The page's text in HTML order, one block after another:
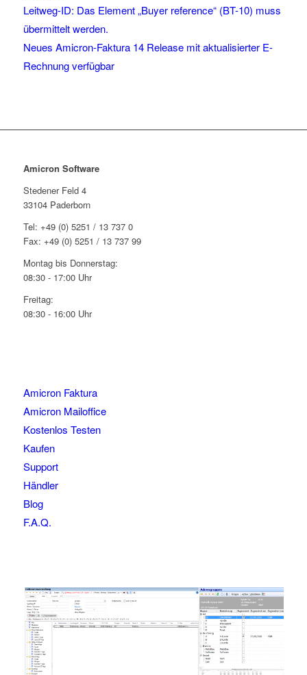
Leitweg-ID: Das Element „Buyer reference“ (BT-10) muss
übermittelt werden.
Neues Amicron-Faktura 14 Release mit aktualisierter E-
Rechnung verfügbar
Amicron Software
Stedener Feld 4
33104 Paderborn
Tel: +49 (0) 5251 / 13 737 0
Fax: +49 (0) 5251 / 13 737 99
Montag bis Donnerstag:
08:30 - 17:00 Uhr
Freitag:
08:30 - 16:00 Uhr
Amicron Faktura
Amicron Mailoffice
Kostenlos Testen
Kaufen
Support
Händler
Blog
F.A.Q.